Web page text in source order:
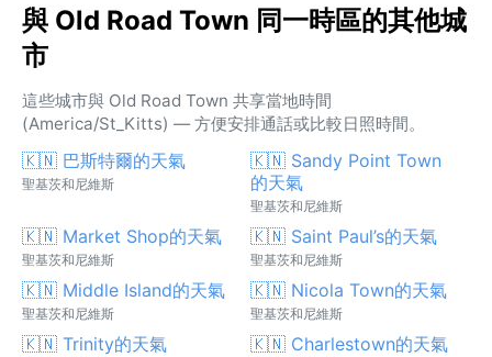
與 Old Road Town 同一時區的其他城
市
這些城市與 Old Road Town 共享當地時間
(America/St_Kitts) — 方便安排通話或比較日照時間。
🇰🇳 巴斯特爾的天氣
聖基茨和尼維斯
🇰🇳 Sandy Point Town
的天氣
聖基茨和尼維斯
🇰🇳 Market Shop的天氣
聖基茨和尼維斯
🇰🇳 Saint Paul’s的天氣
聖基茨和尼維斯
🇰🇳 Middle Island的天氣
聖基茨和尼維斯
🇰🇳 Nicola Town的天氣
聖基茨和尼維斯
🇰🇳 Trinity的天氣 🇰🇳 Charlestown的天氣